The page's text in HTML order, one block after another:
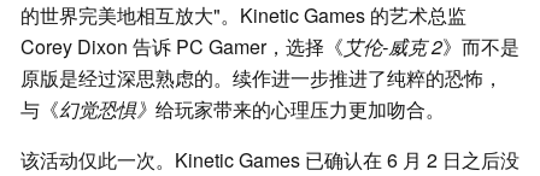
的世界完美地相互放大"。Kinetic Games 的艺术总监
Corey Dixon 告诉 PC Gamer，选择《艾伦-威克 2》而不是
原版是经过深思熟虑的。续作进一步推进了纯粹的恐怖，
与《幻觉恐惧》 给玩家带来的心理压力更加吻合。
该活动仅此一次。Kinetic Games 已确认在 6 月 2 日之后没